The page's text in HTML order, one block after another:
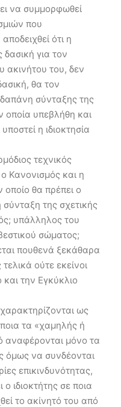
να συμμορφωθεί
που
ότι η
για τον
ακινήτου του, δεν
θα τον
σύνταξης της
οποία υπεβλήθη και
η ιδιοκτησία
τεχνικός
Κανονισμός και η
θα πρέπει ο
σύνταξη της σχετικής
υπάλληλος του
σώματος;
πουθενά ξεκάθαρα
ούτε εκείνοι
την Εγκύκλιο
ως
τα «χαμηλής ή
αναφέρονται μόνο τα
όμως να συνδέονται
επικινδυνότητας,
ιδιοκτήτης σε ποια
το ακίνητό του από